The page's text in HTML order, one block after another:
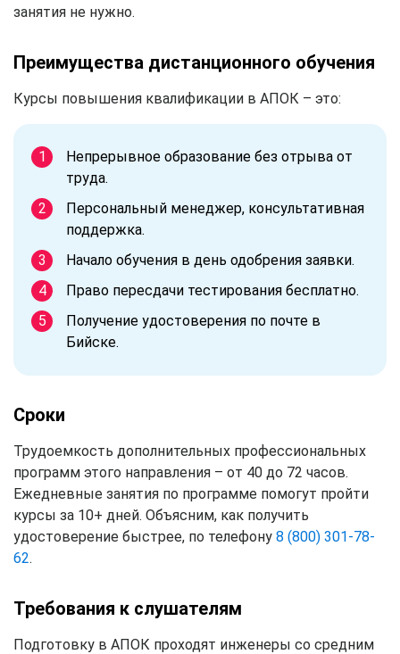
занятия не нужно.
Преимущества дистанционного обучения
Курсы повышения квалификации в АПОК – это:
Непрерывное образование без отрыва от
труда.
Персональный менеджер, консультативная
поддержка.
Начало обучения в день одобрения заявки.
Право пересдачи тестирования бесплатно.
Получение удостоверения по почте в
Бийске.
Сроки
Трудоемкость дополнительных профессиональных
программ этого направления – от 40 до 72 часов.
Ежедневные занятия по программе помогут пройти
курсы за 10+ дней. Объясним, как получить
удостоверение быстрее, по телефону 8 (800) 301-78-
62.
Требования к слушателям
Подготовку в АПОК проходят инженеры со средним